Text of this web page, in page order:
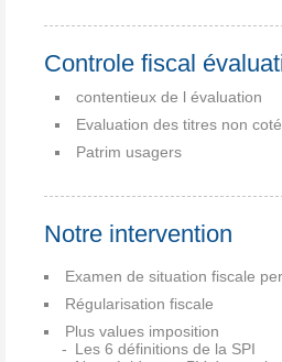
Controle fiscal
contentieux de l évaluation
Evaluation des titres non
Patrim usagers
Notre intervention
Examen de situation fiscale
Régularisation fiscale
Plus values imposition
Les 6 définitions de la SPI